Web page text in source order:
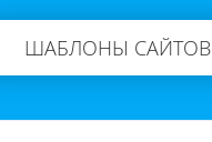
ШАБЛОНЫ САЙТОВ